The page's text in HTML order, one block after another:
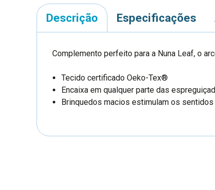
Descrição Especificações
Complemento perfeito para a Nuna Leaf, o
Tecido certificadoOeko-Tex®
Encaixa em qualquer parte das
Brinquedos macios estimulam os